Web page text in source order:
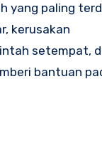
yang paling
kerusakan
setempat,
bantuan